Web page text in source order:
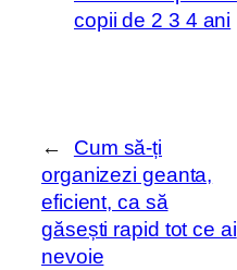
copii de 2 3 4 ani
←
Cum să-ți
organizezi geanta,
eficient, ca să
găsești rapid tot ce ai
nevoie